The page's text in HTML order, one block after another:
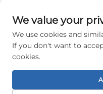
[email protected]
Copyright © 2026 Changzhou
Ltd. Alle rettigheder
We value your
We use cookies and
If you don't want to
cookies.